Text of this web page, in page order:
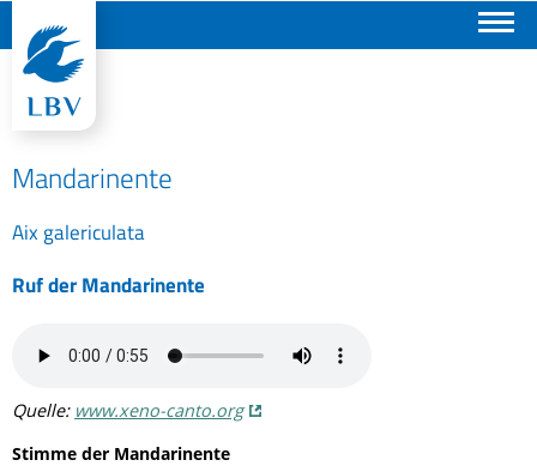
Mandarinente
Aix galericulata
Ruf der Mandarinente
Quelle: www.xeno-canto.org
Stimme der Mandarinente